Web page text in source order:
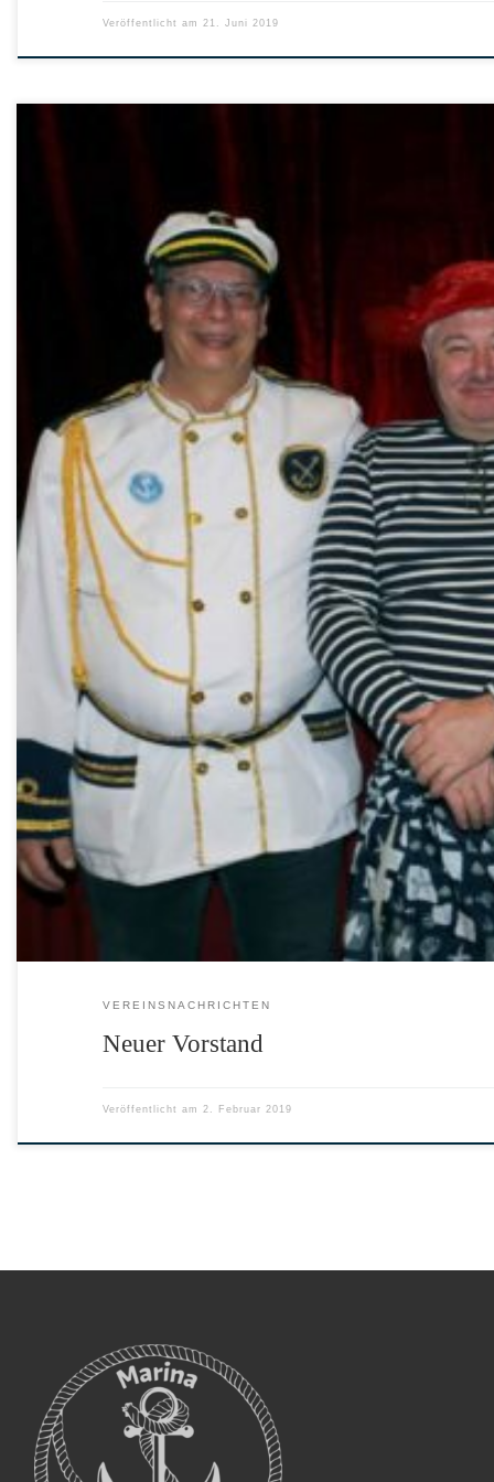
Veröffentlicht am 21. Juni 2019
Neu gewählter Vorstand der Marina Veitshöchheim am
VEREINSNACHRICHTEN
Neuer Vorstand
Veröffentlicht am 2. Februar 2019